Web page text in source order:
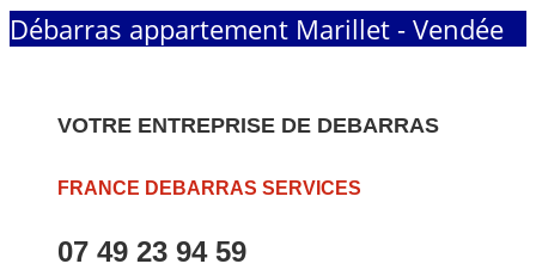
Débarras appartement Marillet - Vendée
VOTRE ENTREPRISE DE DEBARRAS
FRANCE DEBARRAS SERVICES
07 49 23 94 59